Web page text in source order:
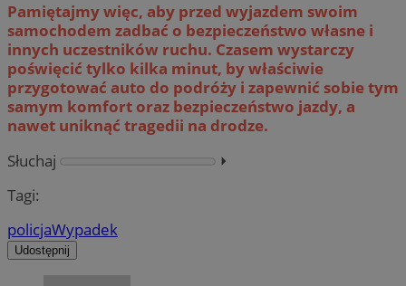
Pamiętajmy więc, aby przed wyjazdem swoim
samochodem zadbać o bezpieczeństwo własne i
innych uczestników ruchu. Czasem wystarczy
poświęcić tylko kilka minut, by właściwie
przygotować auto do podróży i zapewnić sobie tym
samym komfort oraz bezpieczeństwo jazdy, a
nawet uniknąć tragedii na drodze.
Słuchaj
⏵︎
Tagi:
policjaWypadek
Udostępnij